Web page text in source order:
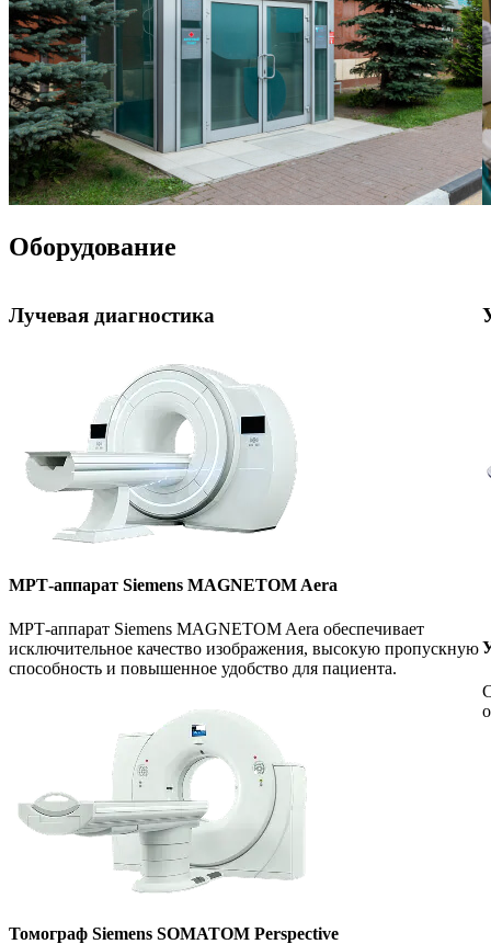
Оборудование
Лучевая диагностика
МРТ-аппарат Siemens MAGNETOM Aera
МРТ-аппарат Siemens MAGNETOM Aera обеспечивает
исключительное качество изображения, высокую пропускную
способность и повышенное удобство для пациента.
Томограф Siemens SOMATOM Perspective